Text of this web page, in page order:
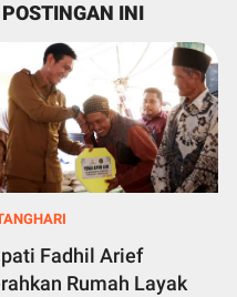
INI
Fadhil Arief
Rumah Layak